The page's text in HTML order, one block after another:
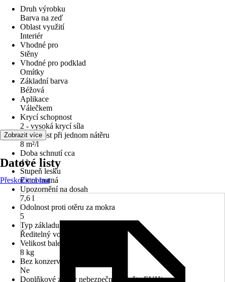
Druh výrobku
Barva na zeď
Oblast využití
Interiér
Vhodné pro
Stěny
Vhodné pro podklad
Omítky
Základní barva
Béžová
Aplikace
Válečkem
Krycí schopnost
2 - vysoká krycí síla
Vydatnost při jednom nátěru
8 m²/l
Doba schnutí cca
4 h
Stupeň lesku
Extra matná
Upozornění na dosah
7,6 l
Odolnost proti otěru za mokra
5
Typ základu
Ředitelný vodou
Velikost balení
8 kg
Bez konzervačních látek
Ne
Doplňkové znaky nebezpečnosti (věty EUH)
Zobrazit více
Datové listy
Přeskočit oblast